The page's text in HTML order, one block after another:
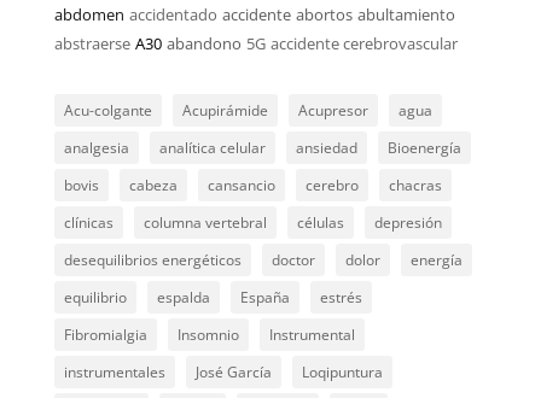
abdomen accidentado accidente abortos abultamiento
abstraerse A30 abandono 5G accidente cerebrovascular
Acu-colgante Acupirámide Acupresor
agua
analgesia
analítica celular ansiedad
Bioenergía
bovis
cabeza cansancio cerebro
chacras
clínicas
columna vertebral células
depresión
desequilibrios energéticos
doctor dolor
energía
equilibrio
espalda España
estrés
Fibromialgia
Insomnio
Instrumental
instrumentales
José García
Loqipuntura